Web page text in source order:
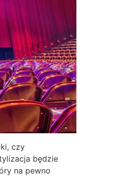
czy
będzie
na pewno